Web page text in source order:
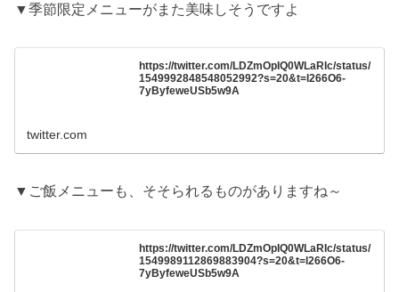
▼季節限定メニューがまた美味しそうですよ
https://twitter.com/LDZmOpIQ0WLaRIc/status/
1549992848548052992?s=20&t=l266O6-
7yByfeweUSb5w9A
twitter.com
▼ご飯メニューも、そそられるものがありますね～
https://twitter.com/LDZmOpIQ0WLaRIc/status/
1549989112869883904?s=20&t=l266O6-
7yByfeweUSb5w9A